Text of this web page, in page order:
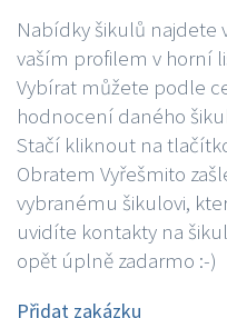
Nabídky šikulů najdete
vaším profilem v horní
Vybírat můžete podle
hodnocení daného
Stačí kliknout na
Obratem Vyřešmito
vybranému šikulovi,
uvidíte kontakty na
opět úplně zadarmo :-)
Přidat zakázku